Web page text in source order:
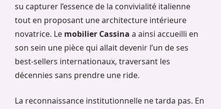
su capturer l’essence de la convivialité italienne
tout en proposant une architecture intérieure
novatrice. Le mobilier Cassina a ainsi accueilli en
son sein une pièce qui allait devenir l’un de ses
best-sellers internationaux, traversant les
décennies sans prendre une ride.
La reconnaissance institutionnelle ne tarda pas. En